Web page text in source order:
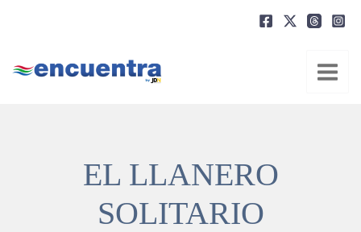
EL LLANERO
SOLITARIO